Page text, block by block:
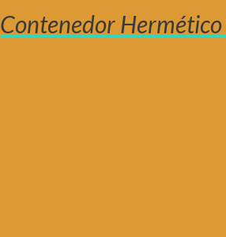
Contenedor